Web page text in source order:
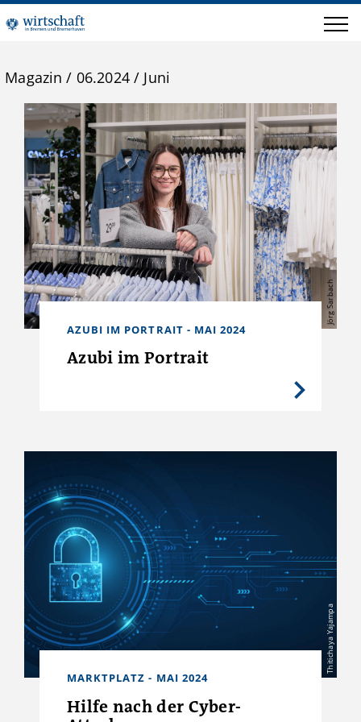
Magazin / 06.2024 / Juni
Jörg Sarbach
AZUBI IM PORTRAIT - MAI 2024
Azubi im Portrait
Thitichaya Yajampa
MARKTPLATZ - MAI 2024
Hilfe nach der Cyber-